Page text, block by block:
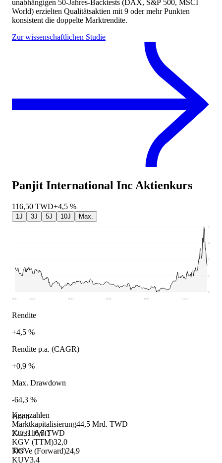
Kennzahlen
Marktkapitalisierung44,5 Mrd. TWD
Kurs116,5 TWD
KGV (TTM)32,0
KGVe (Forward)24,9
KUV3,4
unabhängigen 50-Jahres-Backtests (DAX, S&P 500, MSCI
World) erzielten Qualitätsaktien mit 9 oder mehr Punkten
konsistent die doppelte Marktrendite.
Zur wissenschaftlichen Studie
Panjit International Inc Aktienkurs
116,50 TWD+4,5 %
1J 3J 5J 10J Max.
40,2
87,03
133,85
180,68
227,5
2021 2022 2023 2024 2025 2026
Rendite
+4,5 %
Rendite p.a. (CAGR)
+0,9 %
Max. Drawdown
-64,3 %
Hoch
227,5 TWD
Tief